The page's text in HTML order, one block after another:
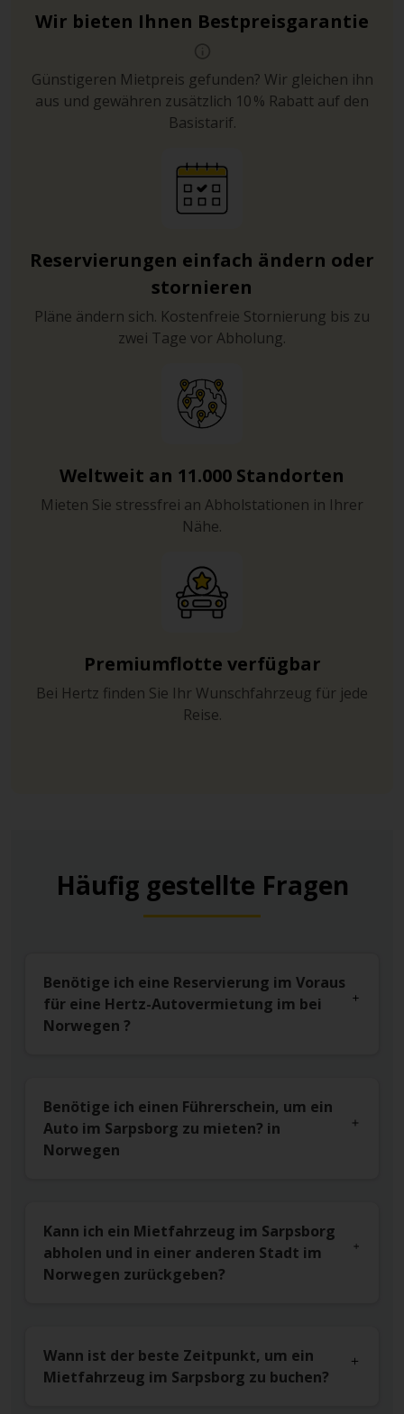
Wir bieten Ihnen Bestpreisgarantie
Günstigeren Mietpreis gefunden? Wir gleichen ihn
aus und gewähren zusätzlich 10 % Rabatt auf den
Basistarif.
Reservierungen einfach ändern oder
stornieren
Pläne ändern sich. Kostenfreie Stornierung bis zu
zwei Tage vor Abholung.
Weltweit an 11.000 Standorten
Mieten Sie stressfrei an Abholstationen in Ihrer
Nähe.
Premiumflotte verfügbar
Bei Hertz finden Sie Ihr Wunschfahrzeug für jede
Reise.
Häufig gestellte Fragen
Benötige ich eine Reservierung im Voraus
für eine Hertz-Autovermietung im bei
Norwegen ?
Benötige ich einen Führerschein, um ein
Auto im Sarpsborg zu mieten? in
Norwegen
Kann ich ein Mietfahrzeug im Sarpsborg
abholen und in einer anderen Stadt im
Norwegen zurückgeben?
Wann ist der beste Zeitpunkt, um ein
Mietfahrzeug im Sarpsborg zu buchen?